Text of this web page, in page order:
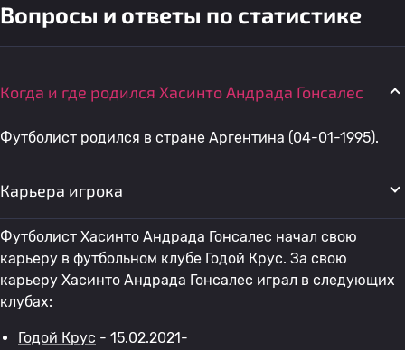
Вопросы и ответы по статистике
Когда и где родился Хасинто Андрада Гонсалес
Футболист родился в стране Аргентина (04-01-1995).
Карьера игрока
Футболист Хасинто Андрада Гонсалес начал свою
карьеру в футбольном клубе Годой Крус. За свою
карьеру Хасинто Андрада Гонсалес играл в следующих
клубах:
Годой Крус - 15.02.2021-